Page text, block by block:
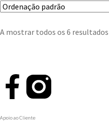
A mostrar todos os 6 resultados
Apoio ao Cliente